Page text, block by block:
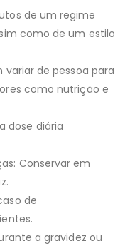
de um regime
como de um estilo
variar de pessoa para
como nutrição e
dose diária
Conservar em
de
a gravidez ou